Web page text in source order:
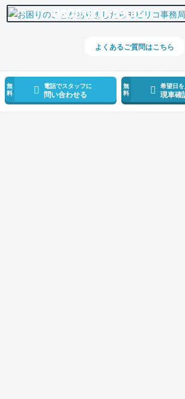
無
料
電話でスタッフに
問い合わせる
無
料
希望日
現車確
0800-500-5500
よくあるご質問はこちら